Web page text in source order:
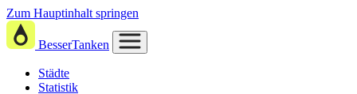
Zum Hauptinhalt springen
BesserTanken
Städte
Statistik